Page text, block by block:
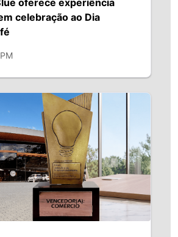
oferece experiência
celebração ao Dia